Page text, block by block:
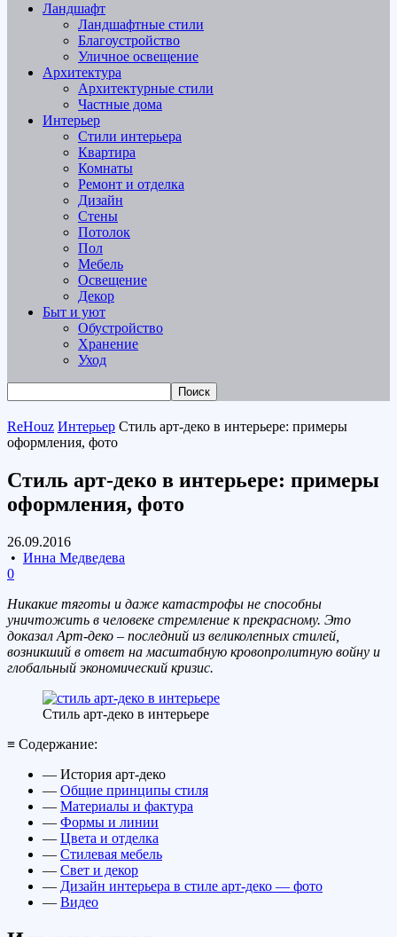
Ландшафт
Ландшафтные стили
Благоустройство
Уличное освещение
Архитектура
Архитектурные стили
Частные дома
Интерьер
Стили интерьера
Квартира
Комнаты
Ремонт и отделка
Дизайн
Стены
Потолок
Пол
Мебель
Освещение
Декор
Быт и уют
Обустройство
Хранение
Уход
ReHouz Интерьер Стиль арт-деко в интерьере: примеры
оформления, фото
Стиль арт-деко в интерьере: примеры
оформления, фото
26.09.2016
• Инна Медведева
0
Никакие тяготы и даже катастрофы не способны
уничтожить в человеке стремление к прекрасному. Это
доказал Арт-деко – последний из великолепных стилей,
возникший в ответ на масштабную кровопролитную войну и
глобальный экономический кризис.
Стиль арт-деко в интерьере
≡ Содержание:
— История арт-деко
— Общие принципы стиля
— Материалы и фактура
— Формы и линии
— Цвета и отделка
— Стилевая мебель
— Свет и декор
— Дизайн интерьера в стиле арт-деко — фото
— Видео